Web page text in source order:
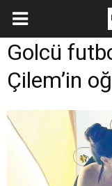
Golcü
Çilem’in